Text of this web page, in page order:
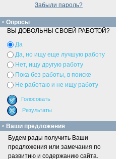
Забыли пароль?
Опросы
ВЫ ДОВОЛЬНЫ СВОЕЙ РАБОТОЙ?
Да
Да, но ищу еще лучшую работу
Нет, ищу другую работу
Пока без работы, в поиске
Не работаю и не ищу работу
Ваши предложения
Будем рады получить Ваши
предложения или замечания по
развитию и содержанию сайта.